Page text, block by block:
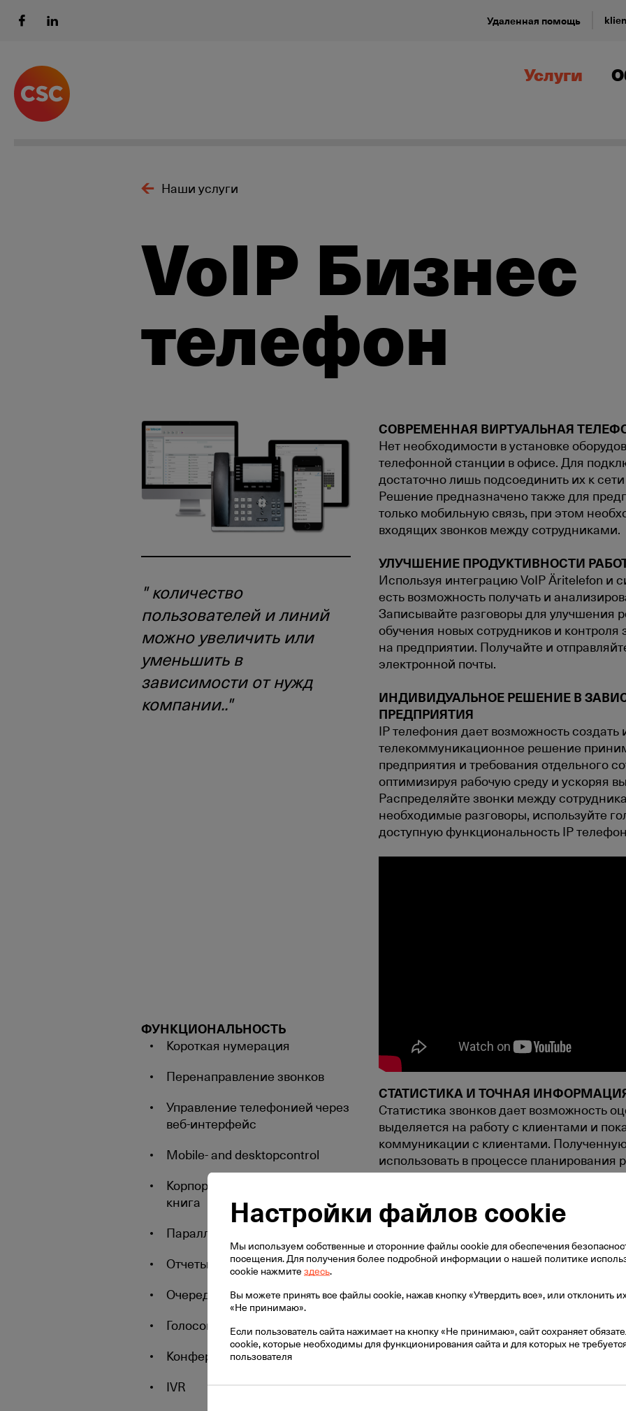
Удаленная помощь
Услуги
Наши услуги
VoIP Бизнес
телефон
" количество
пользователей и линий
можно увеличить или
уменьшить в
зависимости от нужд
компании.."
ФУНКЦИОНАЛЬНОСТЬ
Короткая нумерация
Перенаправление звонков
Управление телефонией через
веб-интерфейс
Mobile- and desktopcontrol
Корпоративная телефонная
книга
Параллельный звонок
Отчеты по звонкам
Очередь звонков
Голосовая почта
Конференц-звонок
IVR
СОВРЕМЕННАЯ ВИРТУАЛЬНАЯ
Нет необходимости в установке
телефонной станции в офисе. Для
достаточно лишь подсоединить их к
Решение предназначено также для
только мобильную связь, при этом
входящих звонков между сотрудниками.
УЛУЧШЕНИЕ ПРОДУКТИВНОСТИ
Используя интеграцию VoIP Äritelefon и
есть возможность получать и
Записывайте разговоры для улучшения
обучения новых сотрудников и
на предприятии. Получайте и
электронной почты.
ИНДИВИДУАЛЬНОЕ РЕШЕНИЕ В
ПРЕДПРИЯТИЯ
IP телефония дает возможность
телекоммуникационное решение
предприятия и требования отдельного
оптимизируя рабочую среду и ускоряя
Распределяйте звонки между
необходимые разговоры, используйте
доступную функциональность IP
СТАТИСТИКА И ТОЧНАЯ
Статистика звонков дает возможность
выделяется на работу с клиентами и
коммуникации с клиентами.
использовать в процессе планирования
и распределения ресурсов.
ОБЪЕДИНЕНИЕ ФИКСИРОВАННЫХ
ТЕЛЕФОНОВ И КОМПЬЮТЕРОВ В
При помощи VoIP Äritelefon приложений
DеsktopControl используйте
устройствах и компьютерах.
телефонную книгу на всех устройствах,
звонок на рабочий и мобильный
компьютер, если не доступен телефон.
Настройки файлов cookie
Мы используем собственные и сторонние файлы cookie для обеспечения
посещения. Для получения более подробной информации о нашей политике
cookie нажмитездесь.
Вы можете принять все файлы cookie, нажав кнопку «Утвердить все», или отклонить
«Не принимаю».
Если пользователь сайта нажимает на кнопку «Не принимаю», сайт сохраняет
cookie, которые необходимы для функционирования сайта и для которых не
пользователя